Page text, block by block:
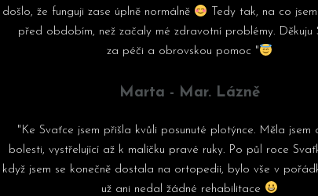
došlo, že funguji zase úplně normálně
Tedy tak, na co
před obdobím, než začaly mé zdravotní problémy. Děkuju
za péči a obrovskou pomoc "
Marta - Mar. Lázně
"Ke Svaťce jsem přišla kvůli posunuté plotýnce. Měla jsem
bolesti, vystřelující až k malíčku pravé ruky. Po půl roce
když jsem se konečně dostala na ortopedii, bylo vše v
už ani nedal žádné rehabilitace